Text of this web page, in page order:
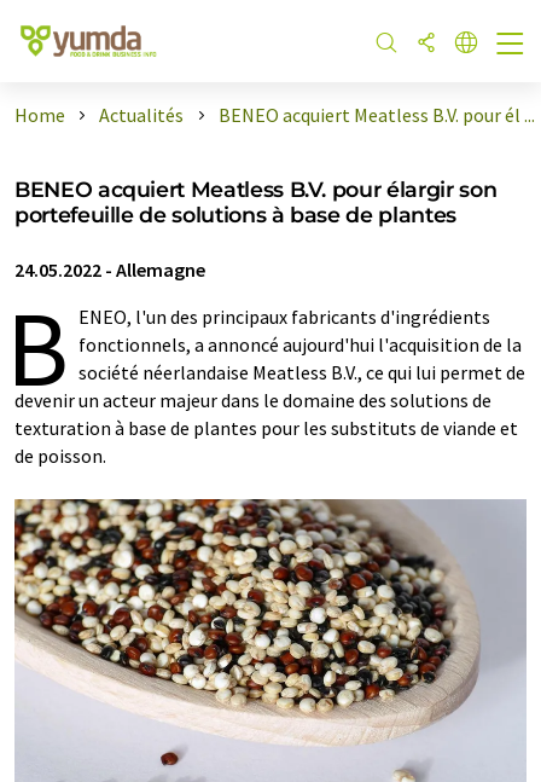
Home Actualités BENEO acquiert Meatless B.V. pour él ...
BENEO acquiert Meatless B.V. pour élargir son
portefeuille de solutions à base de plantes
24.05.2022 - Allemagne
B ENEO, l'un des principaux fabricants d'ingrédients
fonctionnels, a annoncé aujourd'hui l'acquisition de la
société néerlandaise Meatless B.V., ce qui lui permet de
devenir un acteur majeur dans le domaine des solutions de
texturation à base de plantes pour les substituts de viande et
de poisson.